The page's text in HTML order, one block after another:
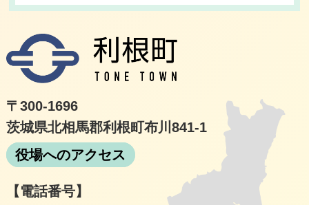
〒300-1696
茨城県北相馬郡利根町布川841-1
役場へのアクセス
【電話番号】